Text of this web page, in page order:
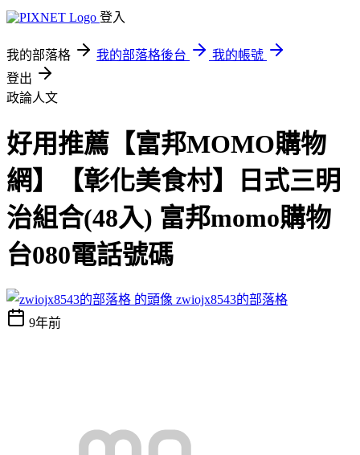
登入
我的部落格 我的部落格後台
我的帳號
登出
政論人文
好用推薦【富邦MOMO購物
網】【彰化美食村】日式三明
治組合(48入) 富邦momo購物
台080電話號碼
zwiojx8543的部落格
9年前